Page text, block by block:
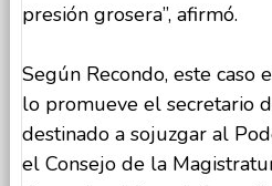
presión grosera”, afirmó.
Según Recondo, este caso
lo promueve el secretario
destinado a sojuzgar al
el Consejo de la